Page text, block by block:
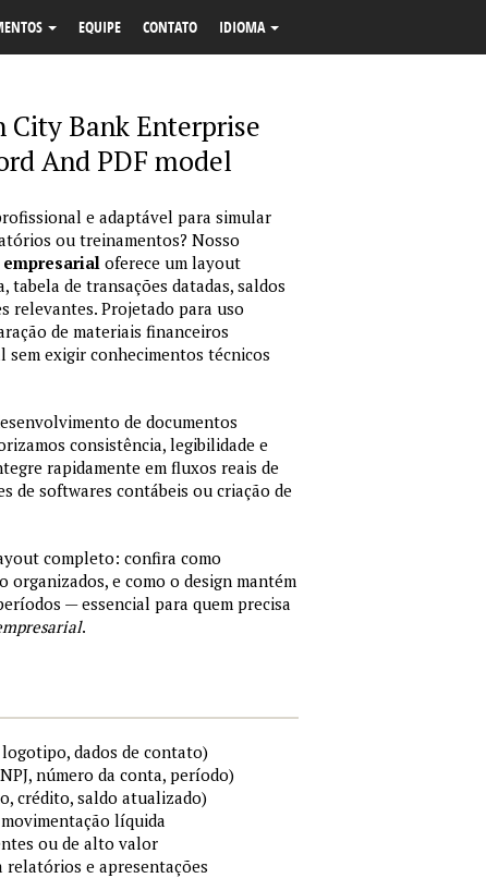
EQUIPE CONTATO IDIOMA
Bank Enterprise
And PDF model
e adaptável para simular
ou treinamentos? Nosso
oferece um layout
de transações datadas, saldos
relevantes. Projetado para uso
de materiais financeiros
exigir conhecimentos técnicos
de documentos
consistência, legibilidade e
rapidamente em fluxos reais de
de softwares contábeis ou criação de
completo: confira como
organizados, e como o design mantém
— essencial para quem precisa
.
dados de contato)
número da conta, período)
crédito, saldo atualizado)
líquida
ou de alto valor
e apresentações